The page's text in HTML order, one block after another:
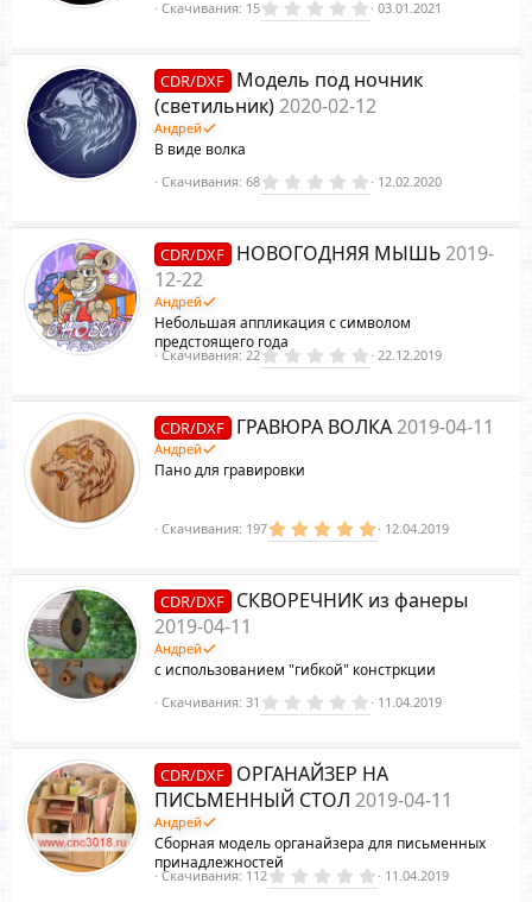
0
.
0
в
ё
з
Скачивания 15 03.01.2021
CDR/DXF
Модель под ночник
(светильник)2020-02-12
Андрей
В виде волка
0
.
0
з
в
Скачивания 68 12.02.2020
CDR/DXF НОВОГОДНЯЯ МЫШЬ2019-
12-22
Андрей
Небольшая аппликация с символом
предстоящего года
0
.
0
з
в
Скачивания 22 22.12.2019
CDR/DXF ГРАВЮРА ВОЛКА2019-04-11
Андрей
Пано для гравировки
5
.
0
в
Скачивания 197 12.04.2019
CDR/DXF
СКВОРЕЧНИК из фанеры
2019-04-11
Андрей
с использованием "гибкой" констркции
0
.
0
з
в
ё
з
Скачивания 31 11.04.2019
CDR/DXF
ОРГАНАЙЗЕР НА
ПИСЬМЕННЫЙ СТОЛ 2019-04-11
Андрей
Сборная модель органайзера для письменных
принадлежностей
0
.
Скачивания 112 11.04.2019